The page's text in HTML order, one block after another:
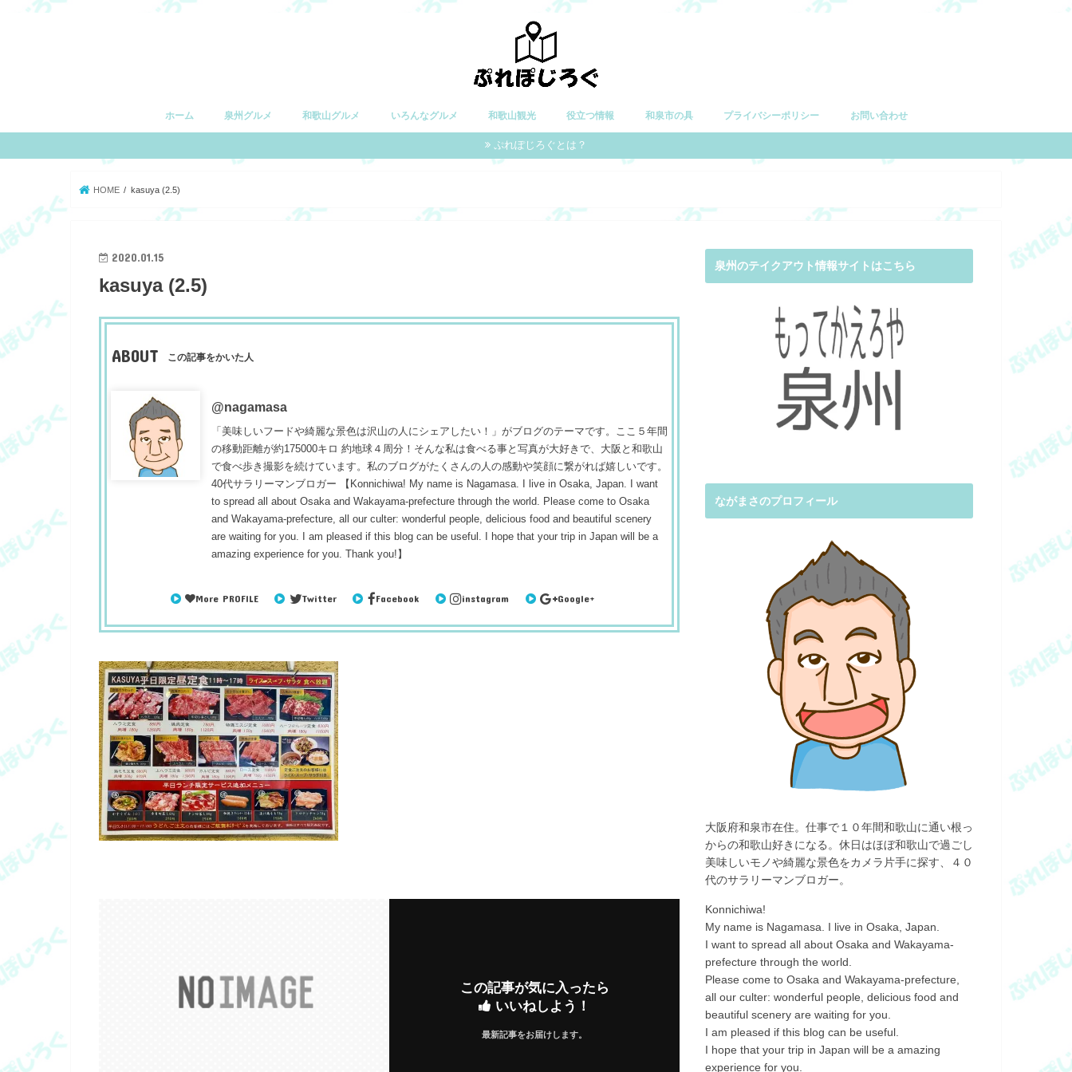
ホーム 泉州グルメ 和歌山グルメ いろんなグルメ 和歌山観光 役立つ情報 和泉市の具 プライバシーポリシー お問い合わせ
ぷれぽじろぐとは？
HOME kasuya (2.5)
2020.01.15
kasuya (2.5)
ABOUT この記事をかいた人
@nagamasa
「美味しいフードや綺麗な景色は沢山の人にシェアしたい！」がブログのテーマです。ここ５年間
の移動距離が約175000キロ 約地球４周分！そんな私は食べる事と写真が大好きで、大阪と和歌山
で食べ歩き撮影を続けています。私のブログがたくさんの人の感動や笑顔に繋がれば嬉しいです。
40代サラリーマンブロガー 【Konnichiwa! My name is Nagamasa. I live in Osaka, Japan. I want
to spread all about Osaka and Wakayama-prefecture through the world. Please come to Osaka
and Wakayama-prefecture, all our culter: wonderful people, delicious food and beautiful scenery
are waiting for you. I am pleased if this blog can be useful. I hope that your trip in Japan will be a
amazing experience for you. Thank you!】
More PROFILE Twitter Facebook instagram Google+
この記事が気に入ったら
いいねしよう！
最新記事をお届けします。
泉州のテイクアウト情報サイトはこちら
ながまさのプロフィール
大阪府和泉市在住。仕事で１０年間和歌山に通い根っ
からの和歌山好きになる。休日はほぼ和歌山で過ごし
美味しいモノや綺麗な景色をカメラ片手に探す、４０
代のサラリーマンブロガー。
Konnichiwa!
My name is Nagamasa. I live in Osaka, Japan.
I want to spread all about Osaka and Wakayama-
prefecture through the world.
Please come to Osaka and Wakayama-prefecture,
all our culter: wonderful people, delicious food and
beautiful scenery are waiting for you.
I am pleased if this blog can be useful.
I hope that your trip in Japan will be a amazing
experience for you.